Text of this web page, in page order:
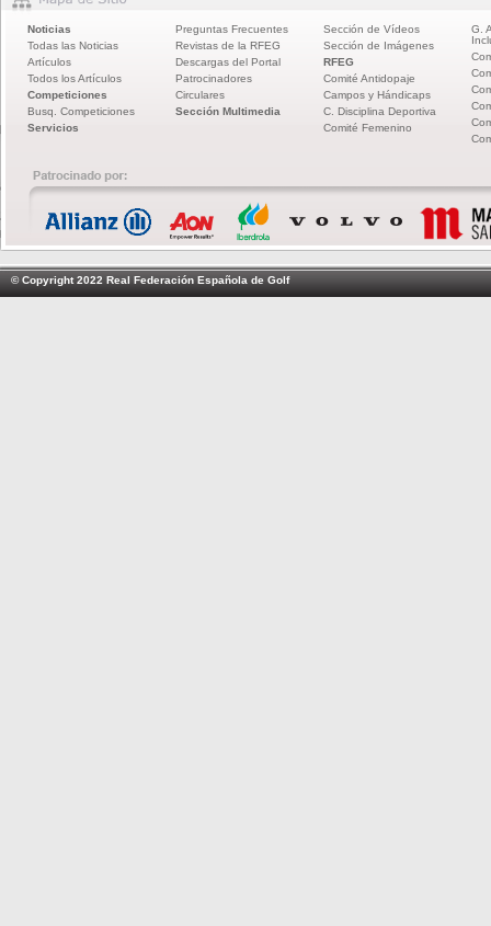
Noticias
Todas las Noticias
Artículos
Todos los Artículos
Competiciones
Busq. Competiciones
Servicios
Preguntas Frecuentes
Revistas de la RFEG
Descargas del Portal
Patrocinadores
Circulares
Sección Multimedia
Sección de Vídeos
Sección de Imágenes
RFEG
Comité Antidopaje
Campos y Hándicaps
C. Disciplina Deportiva
Comité Femenino
G.
© Copyright 2022 Real Federación Española de Golf